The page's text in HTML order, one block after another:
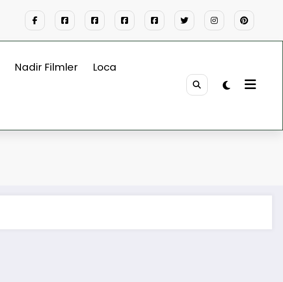
Nadir Filmler Loca